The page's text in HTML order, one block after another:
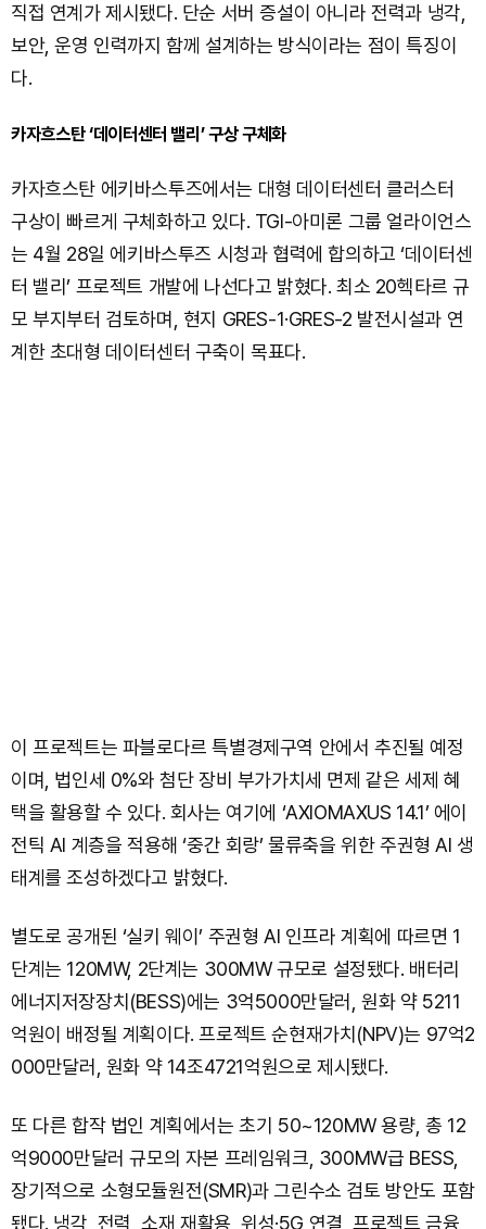
직접 연계가 제시됐다. 단순 서버 증설이 아니라 전력과 냉각,
보안, 운영 인력까지 함께 설계하는 방식이라는 점이 특징이
다.
카자흐스탄 ‘데이터센터 밸리’ 구상 구체화
카자흐스탄 에키바스투즈에서는 대형 데이터센터 클러스터
구상이 빠르게 구체화하고 있다. TGI-아미론 그룹 얼라이언스
는 4월 28일 에키바스투즈 시청과 협력에 합의하고 ‘데이터센
터 밸리’ 프로젝트 개발에 나선다고 밝혔다. 최소 20헥타르 규
모 부지부터 검토하며, 현지 GRES-1·GRES-2 발전시설과 연
계한 초대형 데이터센터 구축이 목표다.
이 프로젝트는 파블로다르 특별경제구역 안에서 추진될 예정
이며, 법인세 0%와 첨단 장비 부가가치세 면제 같은 세제 혜
택을 활용할 수 있다. 회사는 여기에 ‘AXIOMAXUS 14.1’ 에이
전틱 AI 계층을 적용해 ‘중간 회랑’ 물류축을 위한 주권형 AI 생
태계를 조성하겠다고 밝혔다.
별도로 공개된 ‘실키 웨이’ 주권형 AI 인프라 계획에 따르면 1
단계는 120MW, 2단계는 300MW 규모로 설정됐다. 배터리
에너지저장장치(BESS)에는 3억5000만달러, 원화 약 5211
억원이 배정될 계획이다. 프로젝트 순현재가치(NPV)는 97억2
000만달러, 원화 약 14조4721억원으로 제시됐다.
또 다른 합작 법인 계획에서는 초기 50~120MW 용량, 총 12
억9000만달러 규모의 자본 프레임워크, 300MW급 BESS,
장기적으로 소형모듈원전(SMR)과 그린수소 검토 방안도 포함
됐다. 냉각, 전력, 소재 재활용, 위성·5G 연결, 프로젝트 금융